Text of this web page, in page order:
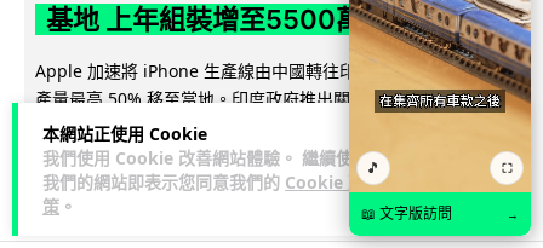
本網站正使用 Cookie
我們使用 Cookie 改善網站體驗。 繼續使用
我們的網站即表示您同意我們的 Cookie 政
策 。
基地 上年組裝增至5500萬部
Apple 加速將 iPhone 生產線由中國轉往印度，目標兩年內將
產量最高 50% 移至當地。印度政府推出關稅豁免及稅務優惠延
長至 204... 閱讀全文
557 252↗ 分享
🎵 ⛶
📖 文字版訪問 →